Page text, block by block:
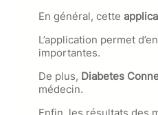
En général, cette
L’application permet
importantes.
De plus, Diabetes
médecin.